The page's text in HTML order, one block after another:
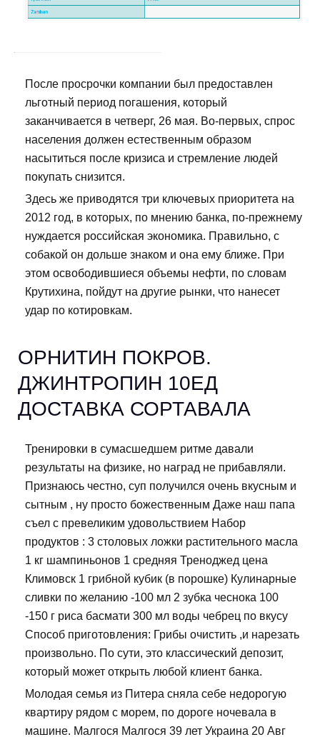
После просрочки компании был предоставлен
льготный период погашения, который
заканчивается в четверг, 26 мая. Во-первых, спрос
населения должен естественным образом
насытиться после кризиса и стремление людей
покупать снизится.
Здесь же приводятся три ключевых приоритета на
2012 год, в которых, по мнению банка, по-прежнему
нуждается российская экономика. Правильно, с
собакой он дольше знаком и она ему ближе. При
этом освободившиеся объемы нефти, по словам
Крутихина, пойдут на другие рынки, что нанесет
удар по котировкам.
ОРНИТИН ПОКРОВ.
ДЖИНТРОПИН 10ЕД
ДОСТАВКА СОРТАВАЛА
Тренировки в сумасшедшем ритме давали
результаты на физике, но наград не прибавляли.
Признаюсь честно, суп получился очень вкусным и
сытным , ну просто божественным Даже наш папа
съел с превеликим удовольствием Набор
продуктов : 3 столовых ложки растительного масла
1 кг шампиньонов 1 средняя Треноджед цена
Климовск 1 грибной кубик (в порошке) Кулинарные
сливки по желанию -100 мл 2 зубка чеснока 100
-150 г риса басмати 300 мл воды чебрец по вкусу
Способ приготовления: Грибы очистить ,и нарезать
произвольно. По сути, это классический депозит,
который может открыть любой клиент банка.
Молодая семья из Питера сняла себе недорогую
квартиру рядом с морем, по дороге ночевала в
машине. Малгося Малгося 39 лет Украина 20 Авг